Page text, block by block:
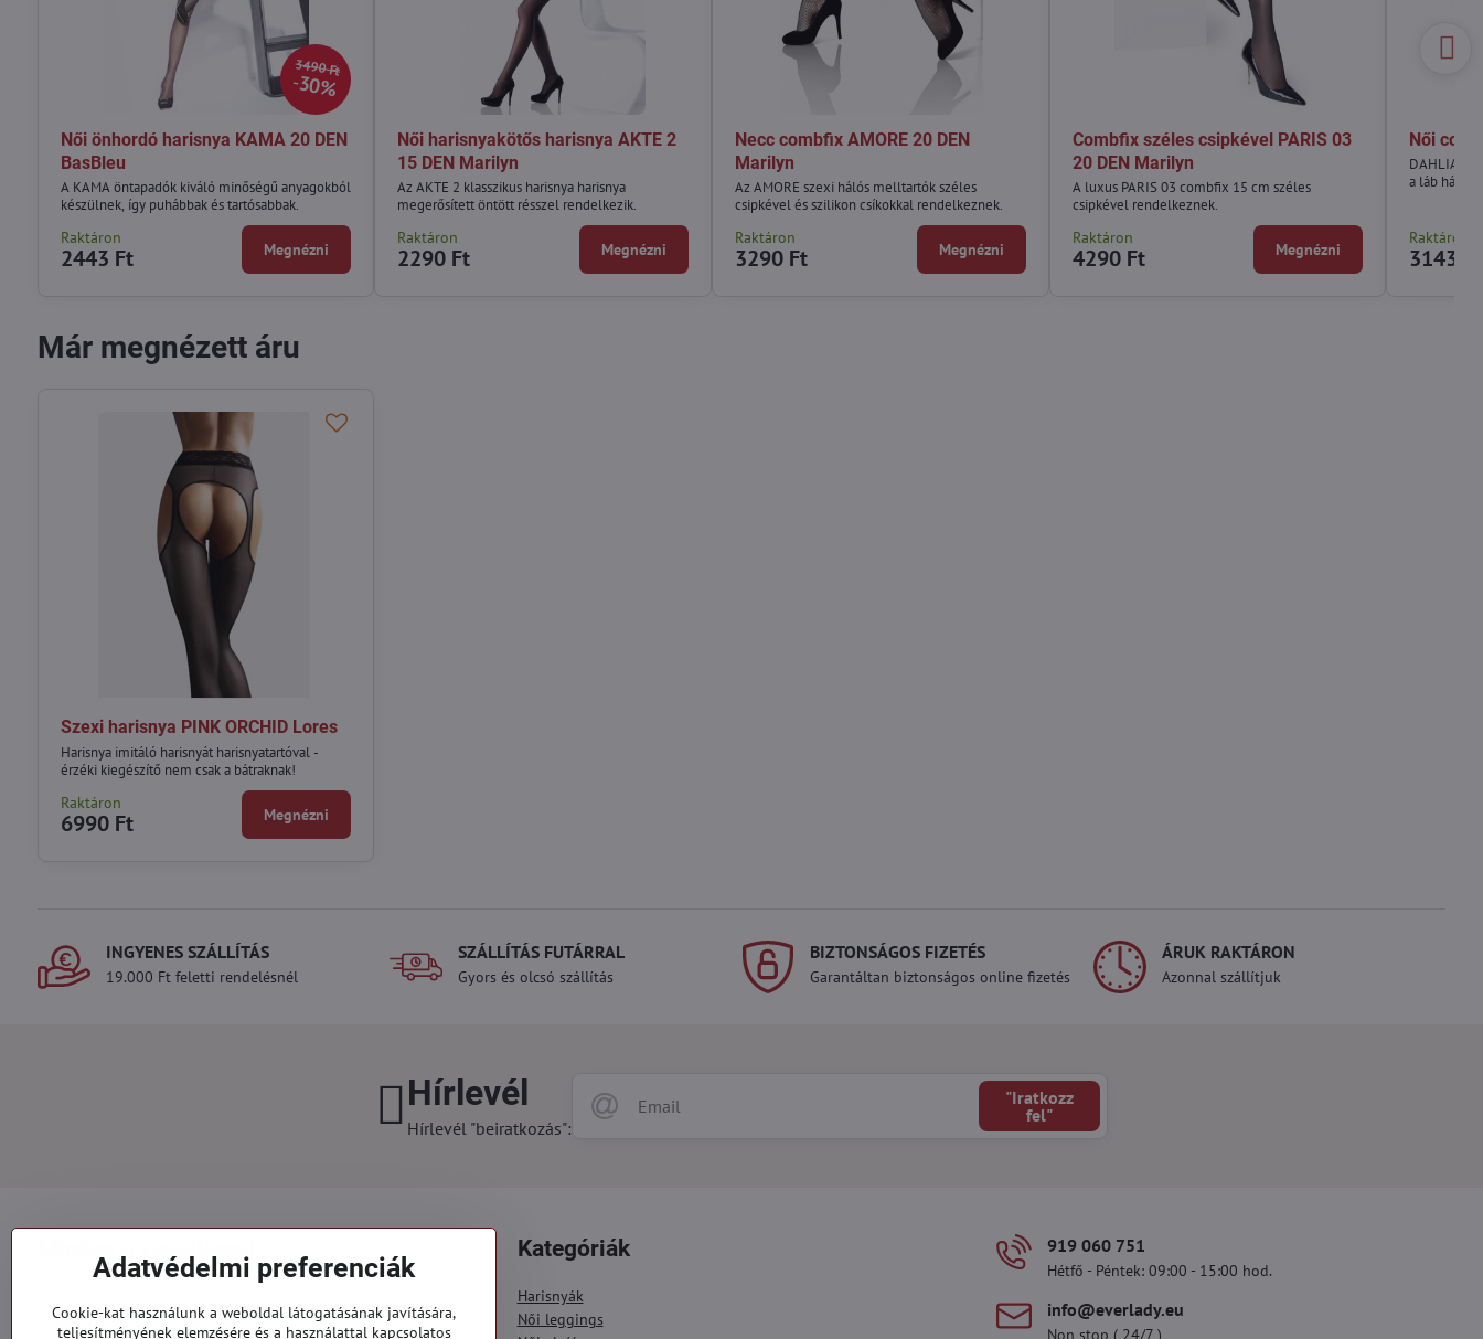
3490 Ft
30%
Női önhordó harisnya KAMA 20 DEN
BasBleu
A KAMA öntapadók kiváló minőségű anyagokból
készülnek, így puhábbak és tartósabbak.
Raktáron
2443 Ft Megnézni
Női harisnyakötős harisnya AKTE 2
15 DEN Marilyn
Az AKTE 2 klasszikus harisnya harisnya
megerősített öntött résszel rendelkezik.
Raktáron
2290 Ft Megnézni
Necc combfix AMORE 20 DEN
Marilyn
Az AMORE szexi hálós melltartók széles
csipkével és szilikon csíkokkal rendelkeznek.
Raktáron
3290 Ft Megnézni
Combfix széles csipkével PARIS 03
20 DEN Marilyn
A luxus PARIS 03 combfix 15 cm széles
csipkével rendelkeznek.
Raktáron
4290 Ft Megnézni
Női
DAHLIA
a láb hátsó
Raktáron
3143 Ft
Már megnézett áru
Szexi harisnya PINK ORCHID Lores
Harisnya imitáló harisnyát harisnyatartóval -
érzéki kiegészítő nem csak a bátraknak!
Raktáron
6990 Ft Megnézni
INGYENES SZÁLLÍTÁS
19.000 Ft feletti rendelésnél
SZÁLLÍTÁS FUTÁRRAL
Gyors és olcsó szállítás
BIZTONSÁGOS FIZETÉS
Garantáltan biztonságos online fizetés
ÁRUK RAKTÁRON
Azonnal szállítjuk
Hírlevél
Hírlevél "beiratkozás":
"Iratkozz
fel"
Általános szerződési feltételek
Kategóriák
Harisnyák
Női leggings
919 060 751
Hétfő - Péntek: 09:00 - 15:00 hod.
info​@everlady​.eu
Non stop ( 24/7 )
Adatvédelmi preferenciák
Cookie-kat használunk a weboldal látogatásának javítására,
teljesítményének elemzésére és a használattal kapcsolatos